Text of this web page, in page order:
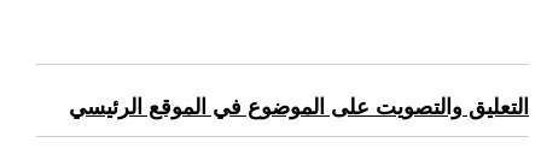
التعليق والتصويت على الموضوع في الموقع الرئيسي